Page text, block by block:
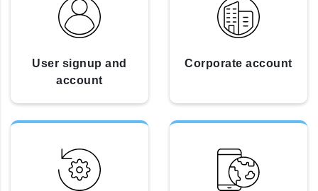
User signup and
account
Corporate account